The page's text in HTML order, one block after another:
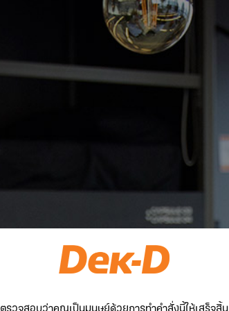
ตรวจสอบว่าคุณเป็นมนุษย์ด้วยการทำคำสั่งนี้ให้เสร็จสิ้น